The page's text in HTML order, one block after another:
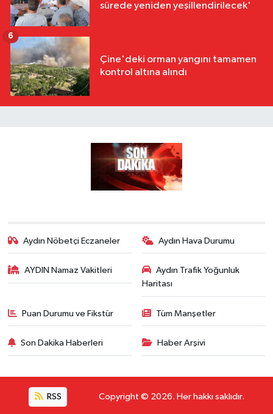
sürede yeniden yeşillendirilecek'
Çine'deki orman yangını tamamen
kontrol altına alındı
6
Aydın Nöbetçi Eczaneler Aydın Hava Durumu
AYDIN Namaz Vakitleri
Aydın Trafik Yoğunluk
Haritası
Puan Durumu ve Fikstür Tüm Manşetler
Son Dakika Haberleri Haber Arşivi
RSS Copyright © 2026. Her hakkı saklıdır.